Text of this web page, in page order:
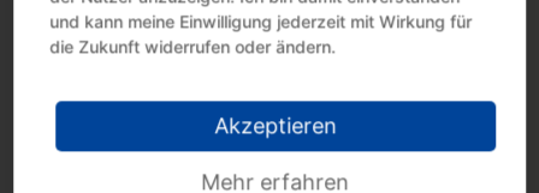
Neueste Beiträge
Steuertermine August 2026
Kindergeld: Fernlehrgang als Berufsausbildung
und kann meine Einwilligung jederzeit mit Wirkung für
die Zukunft widerrufen oder ändern.
Akzeptieren
Mehr erfahren